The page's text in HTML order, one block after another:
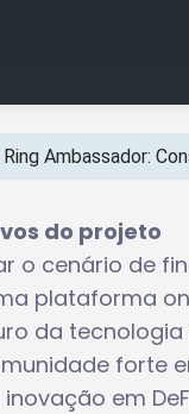
Ambassador:
do projeto
o cenário de
plataforma
da tecnologia
forte
em